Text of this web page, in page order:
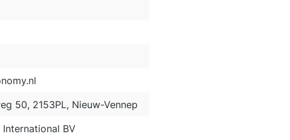
50, 2153PL, Nieuw-Vennep
BV